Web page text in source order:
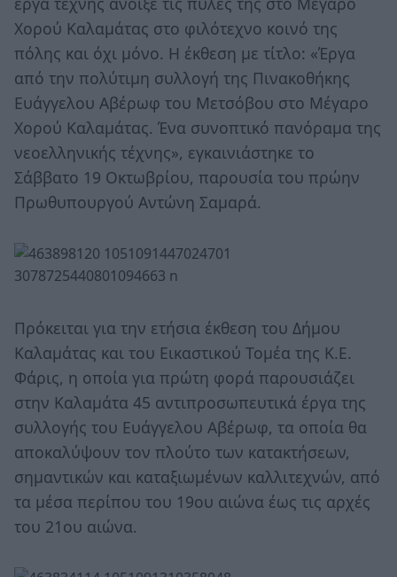
Χορού Καλαμάτας στο φιλότεχνο κοινό της
πόλης και όχι μόνο. Η έκθεση με τίτλο: «Έργα
από την πολύτιμη συλλογή της Πινακοθήκης
Ευάγγελου Αβέρωφ του Μετσόβου στο Μέγαρο
Χορού Καλαμάτας. Ένα συνοπτικό πανόραμα της
νεοελληνικής τέχνης», εγκαινιάστηκε το
Σάββατο 19 Οκτωβρίου, παρουσία του πρώην
Πρωθυπουργού Αντώνη Σαμαρά.
Πρόκειται για την ετήσια έκθεση του Δήμου
Καλαμάτας και του Εικαστικού Τομέα της Κ.Ε.
Φάρις, η οποία για πρώτη φορά παρουσιάζει
στην Καλαμάτα 45 αντιπροσωπευτικά έργα της
συλλογής του Ευάγγελου Αβέρωφ, τα οποία θα
αποκαλύψουν τον πλούτο των κατακτήσεων,
σημαντικών και καταξιωμένων καλλιτεχνών, από
τα μέσα περίπου του 19ου αιώνα έως τις αρχές
του 21ου αιώνα.